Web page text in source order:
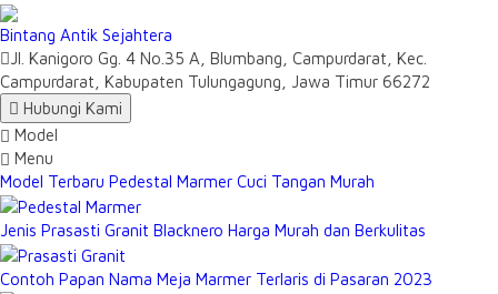
Bintang Antik Sejahtera
Jl. Kanigoro Gg. 4 No.35 A, Blumbang, Campurdarat, Kec.
Campurdarat, Kabupaten Tulungagung, Jawa Timur 66272
Hubungi Kami
Model
Menu
Model Terbaru Pedestal Marmer Cuci Tangan Murah
Jenis Prasasti Granit Blacknero Harga Murah dan Berkulitas
Contoh Papan Nama Meja Marmer Terlaris di Pasaran 2023